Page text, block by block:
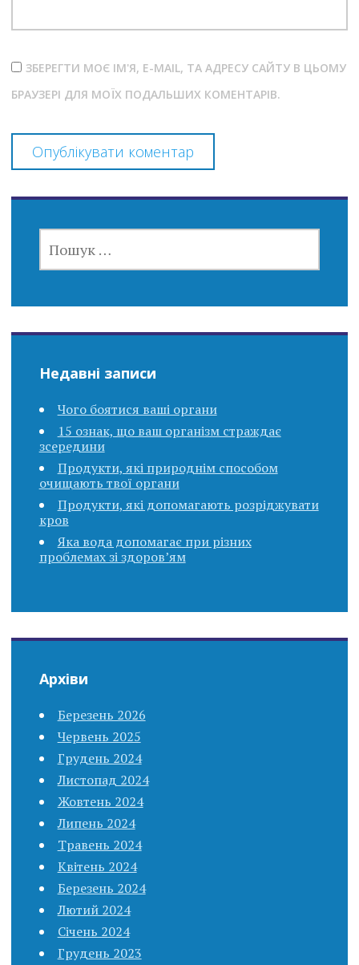
ЗБЕРЕГТИ МОЄ ІМ'Я, E-MAIL, ТА АДРЕСУ САЙТУ В ЦЬОМУ
БРАУЗЕРІ ДЛЯ МОЇХ ПОДАЛЬШИХ КОМЕНТАРІВ.
Недавні записи
Чого боятися ваші органи
15 ознак, що ваш організм страждає
зсередини
Продукти, які природнім способом
очищають твої органи
Продукти, які допомагають розріджувати
кров
Яка вода допомагає при різних
проблемах зі здоров’ям
Архіви
Березень 2026
Червень 2025
Грудень 2024
Листопад 2024
Жовтень 2024
Липень 2024
Травень 2024
Квітень 2024
Березень 2024
Лютий 2024
Січень 2024
Грудень 2023